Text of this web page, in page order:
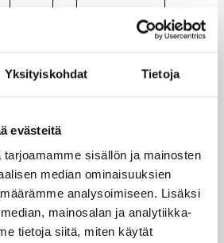
Yksityiskohdat Tietoja
evästeitä
sisällön ja mainosten
median ominaisuuksien
analysoimiseen. Lisäksi
mainosalan ja analytiikka-
tietoja siitä, miten käytät
0
0
liikuntahalli
Noki
a
1:
0
FoA
1
4:
0
Lappeenrann
an
urheilutalo